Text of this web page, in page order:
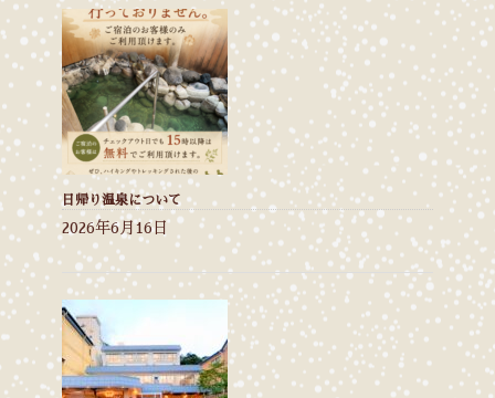
日帰り温泉について
2026年6月16日